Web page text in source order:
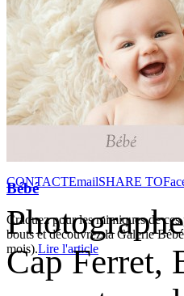
portraits de naissance des
l'article
Bébé
Craquez pour les mimiques de ces
bouts et découvrez la Galerie
mois).Lire l'article
CONTACTEmailSHARE TO
Cap Ferret,